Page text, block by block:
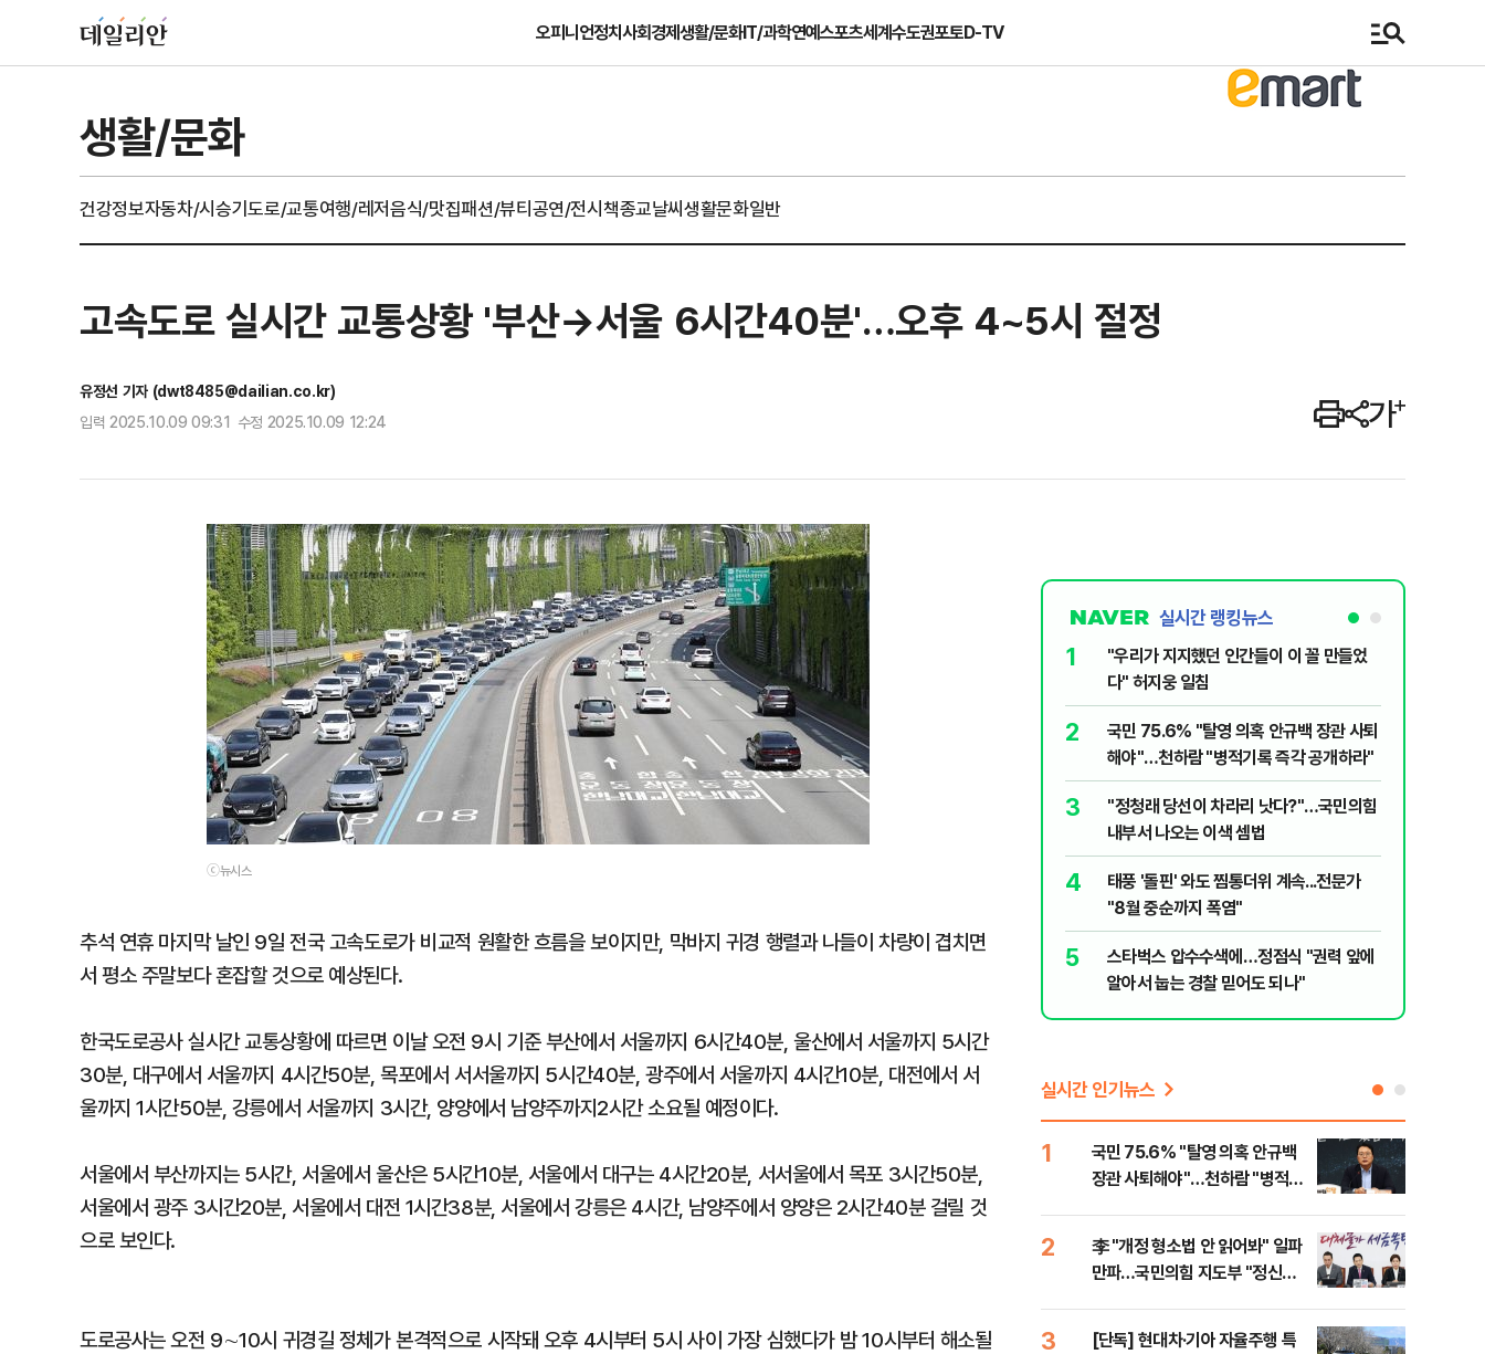
오피니언정치사회경제생활/문화IT/과학연예스포츠세계수도권포토D-TV
생활/문화
건강정보자동차/시승기도로/교통여행/레저음식/맛집패션/뷰티공연/전시책종교날씨생활문화일반
고속도로 실시간 교통상황 '부산→서울 6시간40분'…오후 4~5시 절정
유정선 기자 (dwt8485@dailian.co.kr)
입력 2025.10.09 09:31 수정 2025.10.09 12:24
ⓒ뉴시스
추석 연휴 마지막 날인 9일 전국 고속도로가 비교적 원활한 흐름을 보이지만, 막바지 귀경 행렬과 나들이 차량이 겹치면
서 평소 주말보다 혼잡할 것으로 예상된다.
한국도로공사 실시간 교통상황에 따르면 이날 오전 9시 기준 부산에서 서울까지 6시간40분, 울산에서 서울까지 5시간
30분, 대구에서 서울까지 4시간50분, 목포에서 서서울까지 5시간40분, 광주에서 서울까지 4시간10분, 대전에서 서
울까지 1시간50분, 강릉에서 서울까지 3시간, 양양에서 남양주까지2시간 소요될 예정이다.
서울에서 부산까지는 5시간, 서울에서 울산은 5시간10분, 서울에서 대구는 4시간20분, 서서울에서 목포 3시간50분,
서울에서 광주 3시간20분, 서울에서 대전 1시간38분, 서울에서 강릉은 4시간, 남양주에서 양양은 2시간40분 걸릴 것
으로 보인다.
도로공사는 오전 9∼10시 귀경길 정체가 본격적으로 시작돼 오후 4시부터 5시 사이 가장 심했다가 밤 10시부터 해소될
실시간 랭킹뉴스
1
"우리가 지지했던 인간들이 이 꼴 만들었
다" 허지웅 일침
2
국민 75.6% "탈영 의혹 안규백 장관 사퇴
해야"…천하람 "병적기록 즉각 공개하라"
3
​"정청래 당선이 차라리 낫다?"…국민의힘
내부서 나오는 이색 셈법
4
태풍 '돌핀' 와도 찜통더위 계속...전문가
"8월 중순까지 폭염"
5
스타벅스 압수수색에…정점식 "권력 앞에
알아서 눕는 경찰 믿어도 되나"
실시간 인기뉴스
1
국민 75.6% "탈영 의혹 안규백
장관 사퇴해야"…천하람 "병적기
2
李 "개정 형소법 안 읽어봐" 일파
만파…국민의힘 지도부 "정신세
3
[단독] 현대차·기아 자율주행 특